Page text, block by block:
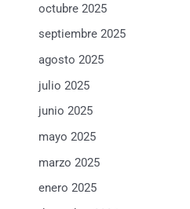
octubre 2025
septiembre 2025
agosto 2025
julio 2025
junio 2025
mayo 2025
marzo 2025
enero 2025